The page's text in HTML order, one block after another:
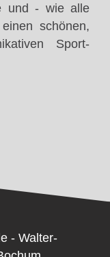
und - wie alle
schönen,
Sport-
- Walter-